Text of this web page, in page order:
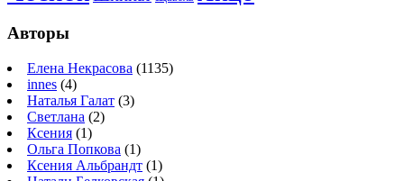
Авторы
Елена Некрасова (1135)
innes (4)
Наталья Галат (3)
Светлана (2)
Ксения (1)
Ольга Попкова (1)
Ксения Альбрандт (1)